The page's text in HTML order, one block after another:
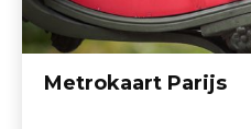
Metrokaart Parijs